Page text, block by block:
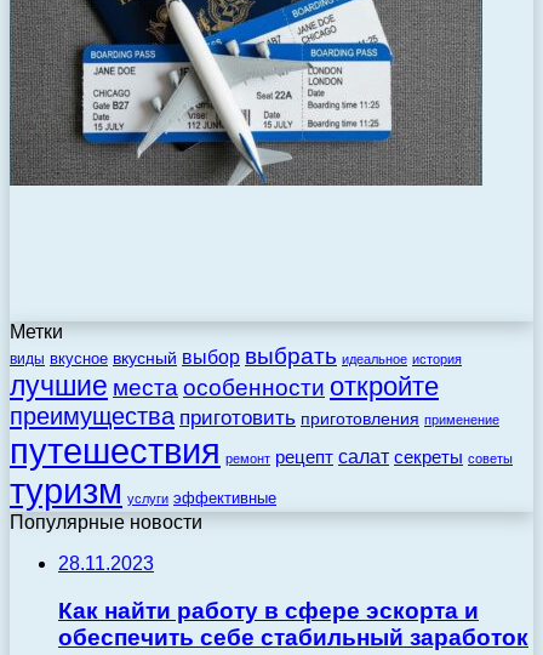
Метки
виды вкусное вкусный выбор выбрать идеальное история
лучшие места особенности откройте
преимущества приготовить приготовления применение
путешествия ремонт рецепт салат секреты советы
туризм услуги эффективные
Популярные новости
28.11.2023
Как найти работу в сфере эскорта и
обеспечить себе стабильный заработок